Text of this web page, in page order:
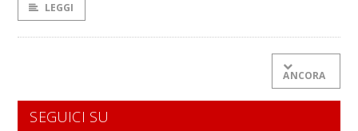
LEGGI
ANCORA
SEGUICI SU